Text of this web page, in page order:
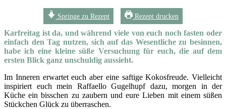
Springe zu Rezept Rezept drucken
Karfreitag ist da, und während viele von euch noch fasten oder
einfach den Tag nutzen, sich auf das Wesentliche zu besinnen,
habe ich eine kleine süße Versuchung für euch, die auf dem
ersten Blick ganz unschuldig aussieht.
Im Inneren erwartet euch aber eine saftige Kokosfreude. Vielleicht
inspiriert euch mein Raffaello Gugelhupf dazu, morgen in der
Küche ein bisschen zu zaubern und eure Lieben mit einem süßen
Stückchen Glück zu überraschen.